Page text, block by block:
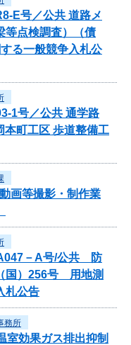
E号／公共 道路メ
等点検調査）（債
る一般競争入札公
1号／公共 通学路
町工区 歩道整備工
画等撮影・制作業
A047－A号/公共 防
国）256号 用地測
札公告
務所
室効果ガス排出抑制